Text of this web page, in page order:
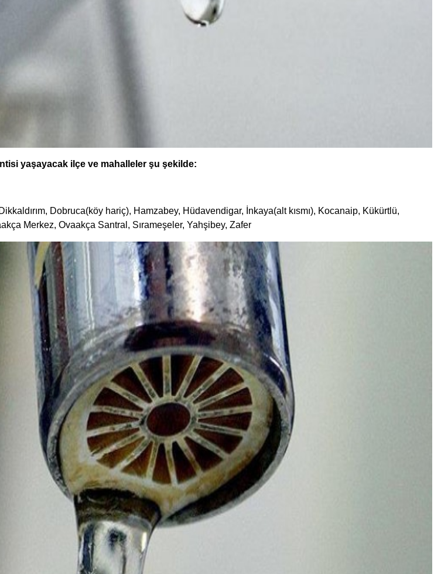
yaşayacak ilçe ve mahalleler şu şekilde:
Dobruca(köy hariç), Hamzabey, Hüdavendigar, İnkaya(alt kısmı), Kocanaip, Kükürtlü,
Merkez, Ovaakça Santral, Sırameşeler, Yahşibey, Zafer